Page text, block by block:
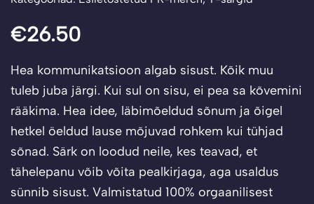
€26.50
Hea kommunikatsioon algab sisust. Kõik muu
tuleb juba järgi. Kui sul on sisu, ei pea sa kõvemini
rääkima. Hea idee, läbimõeldud sõnum ja õigel
hetkel öeldud lause mõjuvad rohkem kui tühjad
sõnad. Särk on loodud neile, kes teavad, et
tähelepanu võib võita pealkirjaga, aga usaldus
sünnib sisust. Valmistatud 100% orgaanilisest